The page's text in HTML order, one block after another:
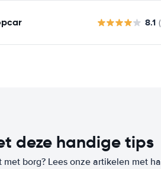
8.1
deze handige tips
borg? Lees onze artikelen met